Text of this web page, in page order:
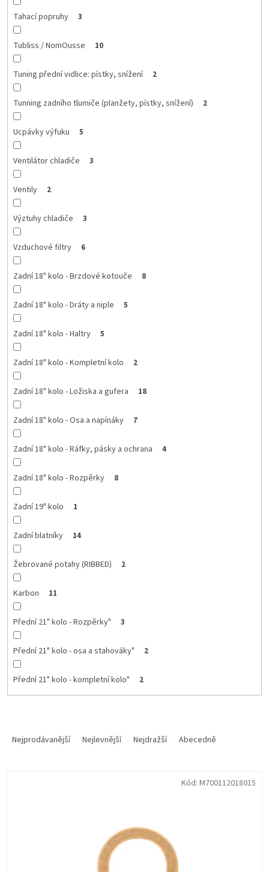
Tahací popruhy 3
Tubliss / NomOusse 10
Tuning přední vidlice: pístky, snížení 2
Tunning zadního tlumiče (planžety, pístky, snížení) 2
Ucpávky výfuku 5
Ventilátor chladiče 3
Ventily 2
Výztuhy chladiče 3
Vzduchové filtry 6
Zadní 18" kolo - Brzdové kotouče 8
Zadní 18" kolo - Dráty a niple 5
Zadní 18" kolo - Haltry 5
Zadní 18" kolo - Kompletní kolo 2
Zadní 18" kolo - Ložiska a gufera 18
Zadní 18" kolo - Osa a napínáky 7
Zadní 18" kolo - Ráfky, pásky a ochrana 4
Zadní 18" kolo - Rozpěrky 8
Zadní 19" kolo 1
Zadní blatníky 14
Žebrované potahy (RIBBED) 2
Karbon 11
Přední 21" kolo - Rozpěrky" 3
Přední 21" kolo - osa a stahováky" 2
Přední 21" kolo - kompletní kolo" 2
Nejprodávanější Nejlevnější Nejdražší Abecedně
Kód: M700112018015